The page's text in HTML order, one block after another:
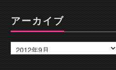
アーカイブ
ー
カ